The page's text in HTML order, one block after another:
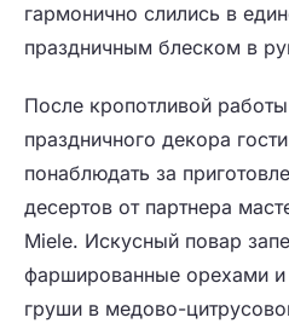
гармонично слились в
праздничным блеском в
После кропотливой
праздничного декора
понаблюдать за
десертов от партнера
Miele. Искусный повар
фаршированные орехами
груши в медово-